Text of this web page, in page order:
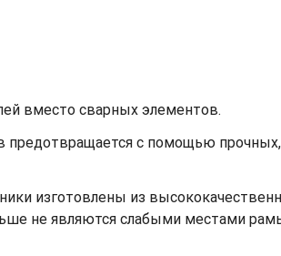
вместо сварных элементов.
с помощью прочных,
изготовлены из
не являются слабыми местами